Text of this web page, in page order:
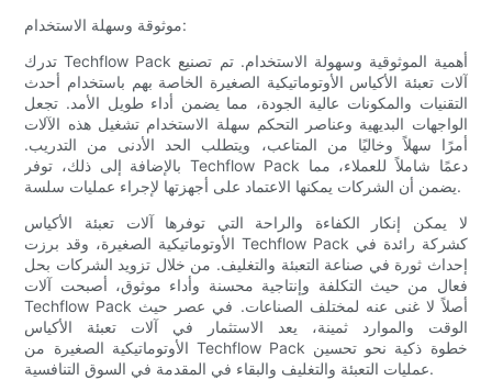
موثوقة وسهلة الاستخدام:
تدرك Techflow Pack أهمية الموثوقية وسهولة الاستخدام. تم تصنيع
آلات تعبئة الأكياس الأوتوماتيكية الصغيرة الخاصة بهم باستخدام أحدث
التقنيات والمكونات عالية الجودة، مما يضمن أداء طويل الأمد. تجعل
الواجهات البديهية وعناصر التحكم سهلة الاستخدام تشغيل هذه الآلات
أمرًا سهلاً وخاليًا من المتاعب، ويتطلب الحد الأدنى من التدريب.
بالإضافة إلى ذلك، توفر Techflow Pack دعمًا شاملاً للعملاء، مما
يضمن أن الشركات يمكنها الاعتماد على أجهزتها لإجراء عمليات سلسة.
لا يمكن إنكار الكفاءة والراحة التي توفرها آلات تعبئة الأكياس
الأوتوماتيكية الصغيرة، وقد برزت Techflow Pack كشركة رائدة في
إحداث ثورة في صناعة التعبئة والتغليف. من خلال تزويد الشركات بحل
فعال من حيث التكلفة وإنتاجية محسنة وأداء موثوق، أصبحت آلات
Techflow Pack أصلاً لا غنى عنه لمختلف الصناعات. في عصر حيث
الوقت والموارد ثمينة، يعد الاستثمار في آلات تعبئة الأكياس
الأوتوماتيكية الصغيرة من Techflow Pack خطوة ذكية نحو تحسين
عمليات التعبئة والتغليف والبقاء في المقدمة في السوق التنافسية.